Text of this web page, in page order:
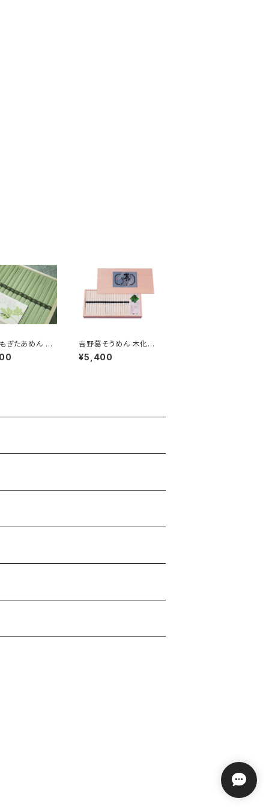
ぎたあめん 紙
吉野葛そうめん 木化粧
箱 42束
¥5,400